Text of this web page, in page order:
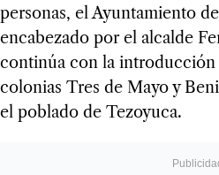
personas, el Ayuntamiento
encabezado por el alcalde
continúa con la introducción
colonias Tres de Mayo y
el poblado de Tezoyuca.